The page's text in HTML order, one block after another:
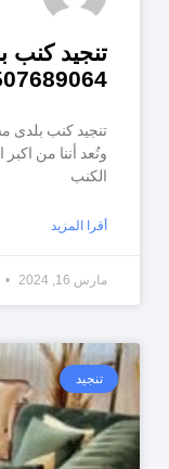
تنجيد كنب
تنجيد كنب بلدى
ونُعد أننا من
الكنب
أقرا المزيد
مارس 16, 2024
تنجيد